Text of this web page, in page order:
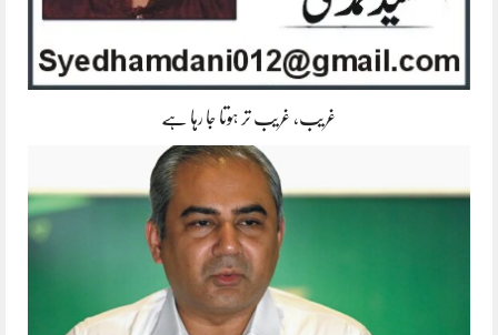
غریب، غریب تر ہوتا جا رہا ہے